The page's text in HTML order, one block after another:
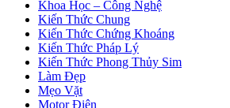
Khoa Học – Công Nghệ
Kiến Thức Chung
Kiến Thức Chứng Khoáng
Kiến Thức Pháp Lý
Kiến Thức Phong Thủy Sim
Làm Đẹp
Mẹo Vặt
Motor Điện